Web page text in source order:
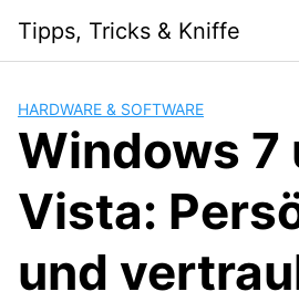
content
Tipps, Tricks & Kniffe
HARDWARE & SOFTWARE
Windows 7
Vista:
und